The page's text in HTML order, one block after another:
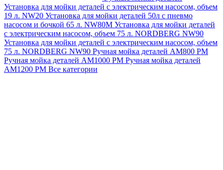
Установка для мойки деталей с электрическим насосом, объем
19 л. NW20 Установка для мойки деталей 50л с пневмо
насосом и бочкой 65 л. NW80M Установка для мойки деталей
с электрическим насосом, объем 75 л. NORDBERG NW90
Установка для мойки деталей с электрическим насосом, объем
75 л. NORDBERG NW90 Ручная мойка деталей АМ800 РМ
Ручная мойка деталей АМ1000 РМ Ручная мойка деталей
АМ1200 РМ Все категории